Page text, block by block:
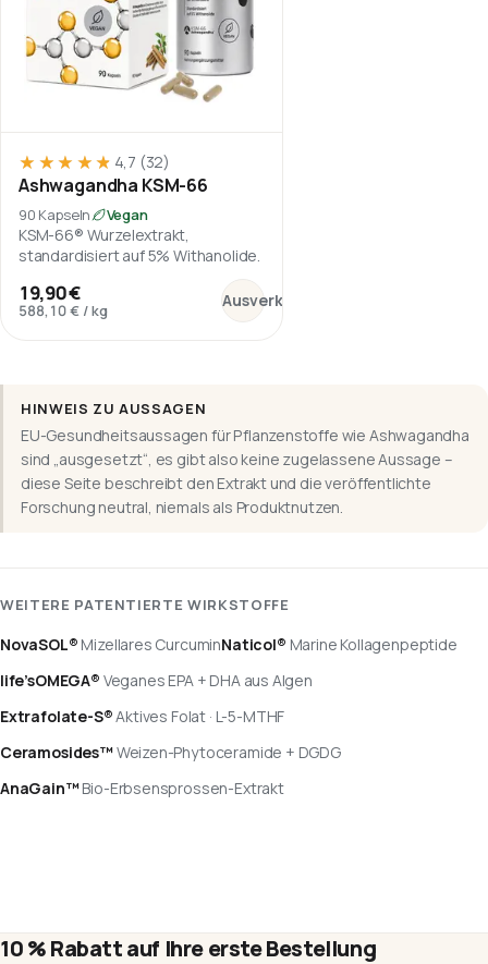
★★★★★
★★★★★ 4,7 (32)
Ashwagandha KSM-66
90 Kapseln Vegan
KSM-66® Wurzelextrakt,
standardisiert auf 5% Withanolide.
19,90 €
588,10 € /kg Ausverkauft
: Ashwagandha KSM-66
HINWEIS ZU AUSSAGEN
EU-Gesundheitsaussagen für Pflanzenstoffe wie Ashwagandha
sind „ausgesetzt“, es gibt also keine zugelassene Aussage –
diese Seite beschreibt den Extrakt und die veröffentlichte
Forschung neutral, niemals als Produktnutzen.
WEITERE PATENTIERTE WIRKSTOFFE
NovaSOL® Mizellares CurcuminNaticol® Marine Kollagenpeptide
life’sOMEGA® Veganes EPA + DHA aus Algen
Extrafolate-S®Aktives Folat · L-5-MTHF
Ceramosides™Weizen-Phytoceramide + DGDG
AnaGain™Bio-Erbsensprossen-Extrakt
10 % Rabatt auf Ihre erste Bestellung